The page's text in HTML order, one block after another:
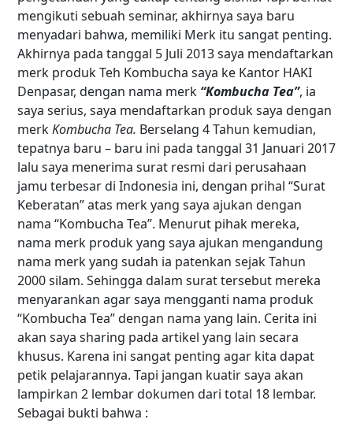
mengikuti sebuah seminar, akhirnya saya baru
menyadari bahwa, memiliki Merk itu sangat penting.
Akhirnya pada tanggal 5 Juli 2013 saya mendaftarkan
merk produk Teh Kombucha saya ke Kantor HAKI
Denpasar, dengan nama merk “Kombucha Tea”, ia
saya serius, saya mendaftarkan produk saya dengan
merkKombucha Tea. Berselang 4 Tahun kemudian,
tepatnya baru – baru ini pada tanggal 31 Januari 2017
lalu saya menerima surat resmi dari perusahaan
jamu terbesar di Indonesia ini, dengan prihal “Surat
Keberatan” atas merk yang saya ajukan dengan
nama “Kombucha Tea”. Menurut pihak mereka,
nama merk produk yang saya ajukan mengandung
nama merk yang sudah ia patenkan sejak Tahun
2000 silam. Sehingga dalam surat tersebut mereka
menyarankan agar saya mengganti nama produk
“Kombucha Tea” dengan nama yang lain. Cerita ini
akan saya sharing pada artikel yang lain secara
khusus. Karena ini sangat penting agar kita dapat
petik pelajarannya. Tapi jangan kuatir saya akan
lampirkan 2 lembar dokumen dari total 18 lembar.
Sebagai bukti bahwa :